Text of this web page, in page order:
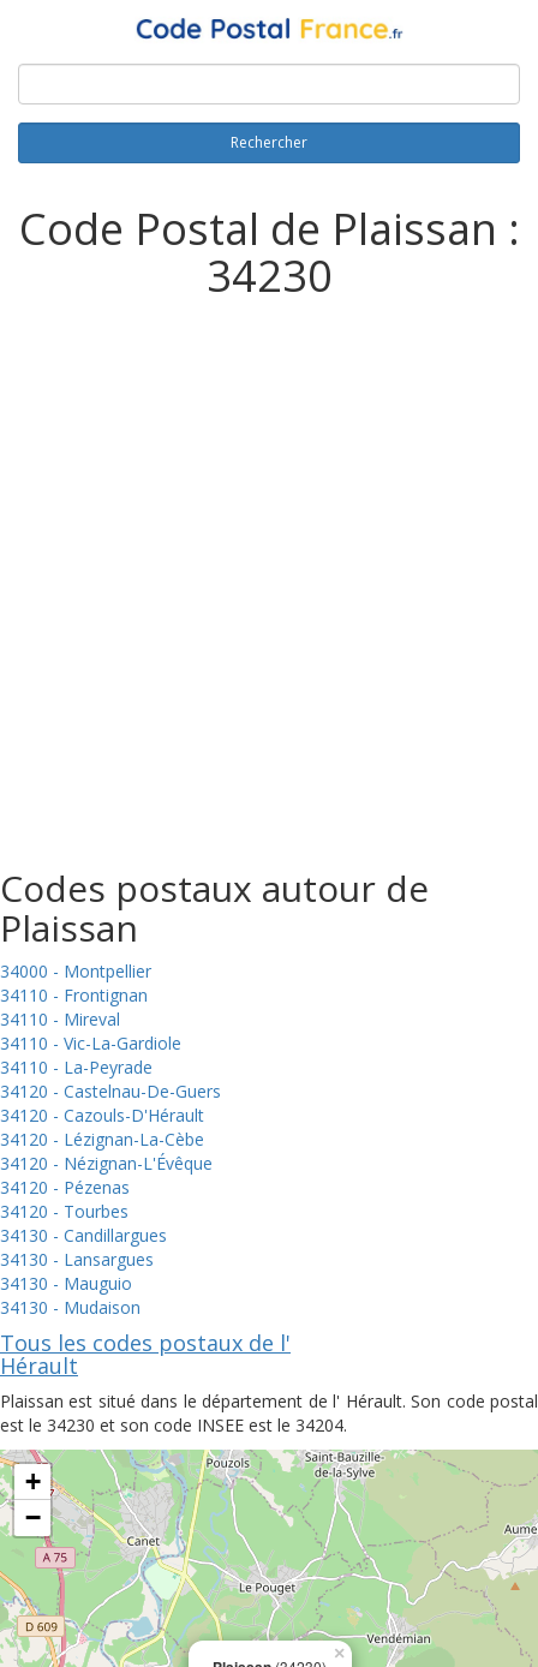
Rechercher
Code Postal de Plaissan :
34230
Codes postaux autour de
Plaissan
34000 - Montpellier
34110 - Frontignan
34110 - Mireval
34110 - Vic-La-Gardiole
34110 - La-Peyrade
34120 - Castelnau-De-Guers
34120 - Cazouls-D'Hérault
34120 - Lézignan-La-Cèbe
34120 - Nézignan-L'Évêque
34120 - Pézenas
34120 - Tourbes
34130 - Candillargues
34130 - Lansargues
34130 - Mauguio
34130 - Mudaison
Tous les codes postaux de l'
Hérault
Plaissan est situé dans le département de l' Hérault. Son code postal
est le 34230 et son code INSEE est le 34204.
×
+
−